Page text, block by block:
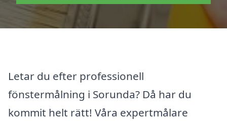
Letar du efter professionell
fönstermålning i Sorunda? Då har du
kommit helt rätt! Våra expertmålare